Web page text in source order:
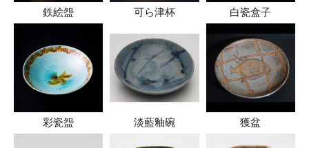
鉄絵盌 可ら津杯 白瓷盒子
彩瓷盌 淡藍釉碗 獲盆